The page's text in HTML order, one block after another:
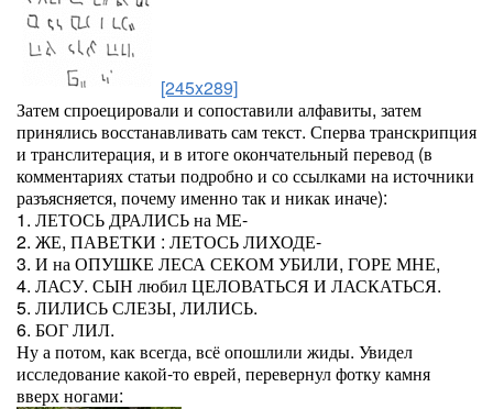
[245x289]
Затем спроецировали и сопоставили алфавиты, затем
принялись восстанавливать сам текст. Сперва транскрипция
и транслитерация, и в итоге окончательный перевод (в
комментариях статьи подробно и со ссылками на источники
разъясняется, почему именно так и никак иначе):
1. ЛЕТОСЬ ДРАЛИСЬ на МЕ-
2. ЖЕ, ПАВЕТКИ : ЛЕТОСЬ ЛИХОДЕ-
3. И на ОПУШКЕ ЛЕСА СЕКОМ УБИЛИ, ГОРЕ МНЕ,
4. ЛАСУ. СЫН любил ЦЕЛОВАТЬСЯ И ЛАСКАТЬСЯ.
5. ЛИЛИСЬ СЛЕЗЫ, ЛИЛИСЬ.
6. БОГ ЛИЛ.
Ну а потом, как всегда, всё опошлили жиды. Увидел
исследование какой-то еврей, перевернул фотку камня
вверх ногами: